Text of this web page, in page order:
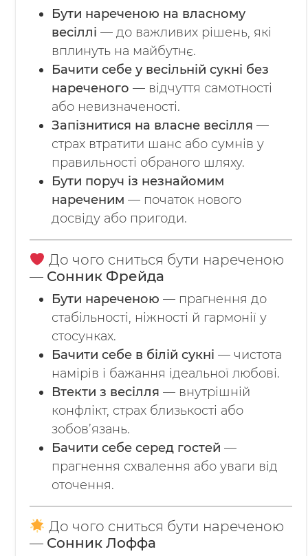
Бути нареченою на власному
весіллі — до важливих рішень, які
вплинуть на майбутнє.
Бачити себе у весільній сукні без
нареченого — відчуття самотності
або невизначеності.
Запізнитися на власне весілля —
страх втратити шанс або сумнів у
правильності обраного шляху.
Бути поруч із незнайомим
нареченим — початок нового
досвіду або пригоди.
До чого сниться бути нареченою
— Сонник Фрейда
Бути нареченою — прагнення до
стабільності, ніжності й гармонії у
стосунках.
Бачити себе в білій сукні — чистота
намірів і бажання ідеальної любові.
Втекти з весілля — внутрішній
конфлікт, страх близькості або
зобов’язань.
Бачити себе серед гостей —
прагнення схвалення або уваги від
оточення.
До чого сниться бути нареченою
— Сонник Лоффа